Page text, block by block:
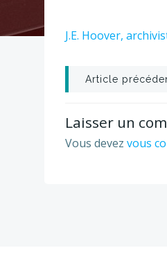
J.E. Hoover,
Post
Article
Laisser un
Vous devez vous